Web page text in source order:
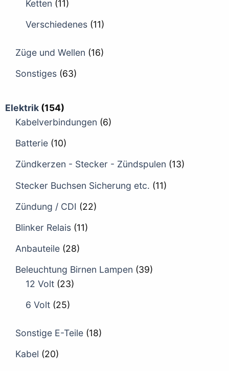
Ketten (11)
Verschiedenes (11)
Züge und Wellen (16)
Sonstiges (63)
Elektrik (154)
Kabelverbindungen (6)
Batterie (10)
Zündkerzen - Stecker - Zündspulen (13)
Stecker Buchsen Sicherung etc. (11)
Zündung / CDI (22)
Blinker Relais (11)
Anbauteile (28)
Beleuchtung Birnen Lampen (39)
12 Volt (23)
6 Volt (25)
Sonstige E-Teile (18)
Kabel (20)